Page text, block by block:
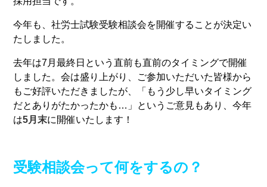
今年も、社労士試験受験相談会を開催することが決定い
たしました。
去年は7月最終日という直前も直前のタイミングで開催
しました。会は盛り上がり、ご参加いただいた皆様から
もご好評いただきましたが、「もう少し早いタイミング
だとありがたかったかも…」というご意見もあり、今年
は5月末に開催いたします！
受験相談会って何をするの？